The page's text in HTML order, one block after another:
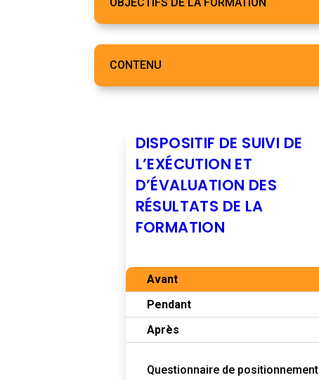
CONTENU
DISPOSITIF DE SUIVI DE
L’EXÉCUTION ET
D’ÉVALUATION DES
RÉSULTATS DE LA
FORMATION
Avant
Pendant
Après
Questionnaire de positionnement